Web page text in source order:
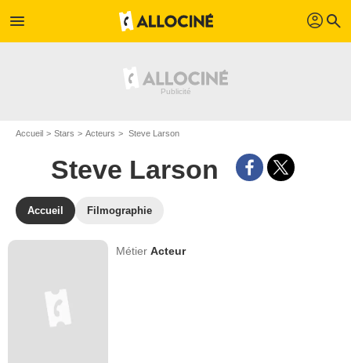
menu profil search
Accueil Stars Acteurs Steve Larson
Steve Larson
Accueil Filmographie
MétierActeur